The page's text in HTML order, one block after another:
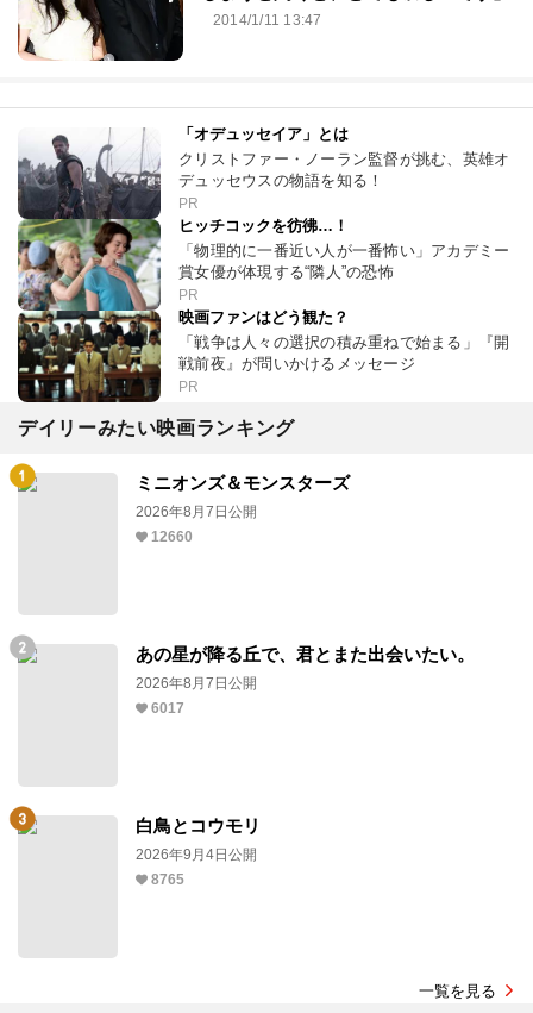
2014/1/11 13:47
「オデュッセイア」とは
クリストファー・ノーラン監督が挑む、英雄オ
デュッセウスの物語を知る！
PR
ヒッチコックを彷彿…！
「物理的に一番近い人が一番怖い」アカデミー
賞女優が体現する“隣人”の恐怖
PR
映画ファンはどう観た？
「戦争は人々の選択の積み重ねで始まる」『開
戦前夜』が問いかけるメッセージ
PR
デイリーみたい映画ランキング
ミニオンズ＆モンスターズ
2026年8月7日公開
12660
あの星が降る丘で、君とまた出会いたい。
2026年8月7日公開
6017
白鳥とコウモリ
2026年9月4日公開
8765
一覧を見る